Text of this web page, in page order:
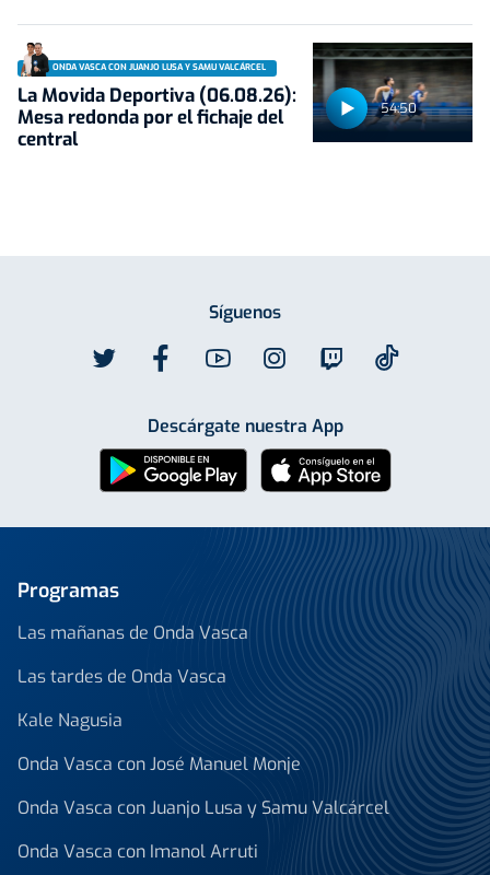
54:50
ONDA VASCA CON JUANJO LUSA Y SAMU VALCÁRCEL
La Movida Deportiva (06.08.26):
Mesa redonda por el fichaje del
central
Síguenos
Descárgate nuestra App
Programas
Las mañanas de Onda Vasca
Las tardes de Onda Vasca
Kale Nagusia
Onda Vasca con José Manuel Monje
Onda Vasca con Juanjo Lusa y Samu Valcárcel
Onda Vasca con Imanol Arruti